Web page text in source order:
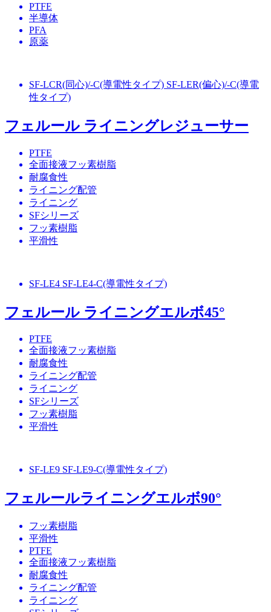
PTFE
半導体
PFA
原薬
SF-LCR(同心)/-C(導電性タイプ) SF-LER(偏心)/-C(導電
性タイプ)
フェルール ライニングレジューサー
PTFE
全面接液フッ素樹脂
耐腐食性
ライニング配管
ライニング
SFシリーズ
フッ素樹脂
平滑性
SF-LE4 SF-LE4-C(導電性タイプ)
フェルール ライニングエルボ45°
PTFE
全面接液フッ素樹脂
耐腐食性
ライニング配管
ライニング
SFシリーズ
フッ素樹脂
平滑性
SF-LE9 SF-LE9-C(導電性タイプ)
フェルールライニングエルボ90°
フッ素樹脂
平滑性
PTFE
全面接液フッ素樹脂
耐腐食性
ライニング配管
ライニング